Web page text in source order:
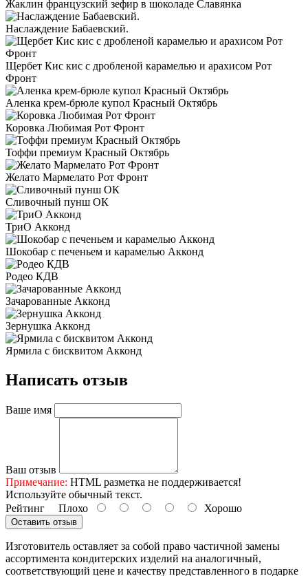
Жаклин французский зефир в шоколаде Славянка
Наслаждение Бабаевский.
Щербет Кис кис с дробленой карамелью и арахисом Рот
Фронт
Аленка крем-брюле купол Красный Октябрь
Коровка Любимая Рот Фронт
Тоффи премиум Красный Октябрь
Желато Мармелато Рот Фронт
Сливочный пунш ОК
ТриО Акконд
Шокобар с печеньем и карамелью Акконд
Родео КДВ
Зачарованные Акконд
Зернушка Акконд
Ярмила с бисквитом Акконд
Написать отзыв
Ваше имя
Ваш отзыв
Примечание: HTML разметка не поддерживается!
Используйте обычный текст.
Рейтинг Плохо Хорошо
Оставить отзыв
Изготовитель оставляет за собой право частичной замены
ассортимента кондитерских изделий на аналогичный,
соответствующий цене и качеству представленного в подарке